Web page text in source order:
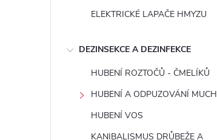
ELEKTRICKÉ LAPAČE HMYZU
DEZINSEKCE A DEZINFEKCE
HUBENÍ ROZTOČŮ - ČMELÍKŮ
HUBENÍ A ODPUZOVÁNÍ MUCH
HUBENÍ VOS
KANIBALISMUS DRŮBEŽE A